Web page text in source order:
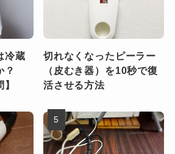
冷蔵
？
切れなくなったピーラー
（皮むき器）を10秒で復
活させる方法